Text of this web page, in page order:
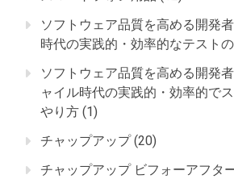
ソフトウェア品質を高める開発
時代の実践的・効率的なテスト
ソフトウェア品質を高める開発
ャイル時代の実践的・効率的で
やり方 (1)
チャップアップ(20)
チャップアップ ビフォーアフタ